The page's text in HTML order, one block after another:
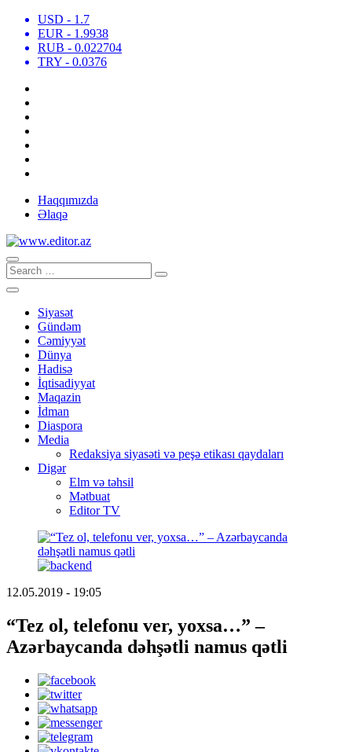
USD - 1.7
EUR - 1.9938
RUB - 0.022704
TRY - 0.0376
Haqqımızda
Əlaqə
Siyasət
Gündəm
Cəmiyyət
Dünya
Hadisə
İqtisadiyyat
Maqazin
İdman
Diaspora
Media
Redaksiya siyasəti və peşə etikası qaydaları
Digər
Elm və təhsil
Mətbuat
Editor TV
12.05.2019 - 19:05
“Tez ol, telefonu ver, yoxsa…” –
Azərbaycanda dəhşətli namus qətli